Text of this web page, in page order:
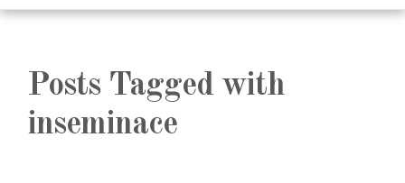
Posts Tagged with
inseminace